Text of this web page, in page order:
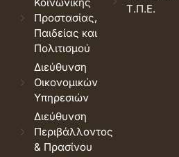
Προστασίας,
Παιδείας και
Πολιτισμού
Διεύθυνση
Οικονομικών
Υπηρεσιών
Διεύθυνση
Περιβάλλοντος
& Πρασίνου
Τ.Π.Ε.